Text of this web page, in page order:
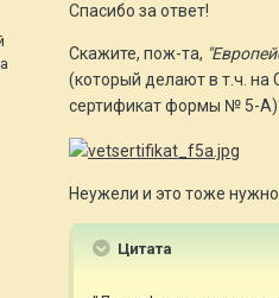
Спасибо за ответ!
Скажите, пож-та,
(который делают в т.ч.
сертификат формы № 5-
Неужели и это тоже
Цитата